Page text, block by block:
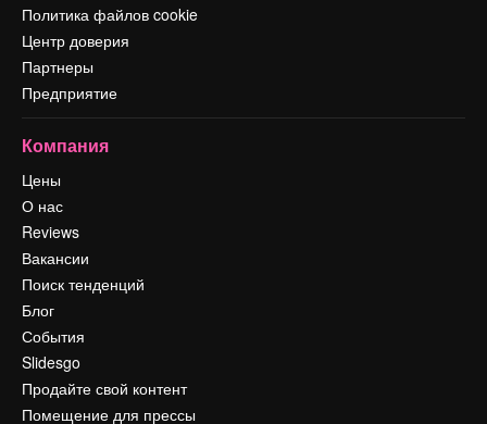
Политика файлов cookie
Центр доверия
Партнеры
Предприятие
Компания
Цены
О нас
Reviews
Вакансии
Поиск тенденций
Блог
События
Slidesgo
Продайте свой контент
Помещение для прессы